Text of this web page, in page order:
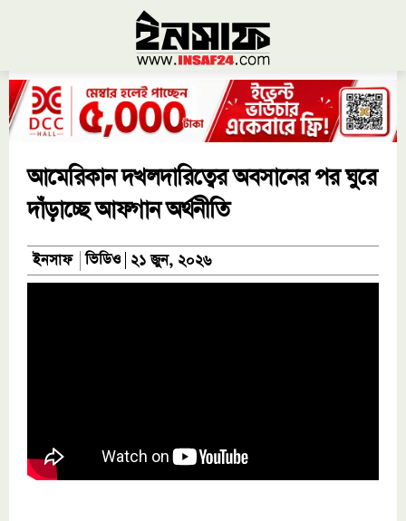
আমেরিকান দখলদারিত্বের অবসানের পর ঘুরে
দাঁড়াচ্ছে আফগান অর্থনীতি
ইনসাফ ভিডিও ২১ জুন, ২০২৬